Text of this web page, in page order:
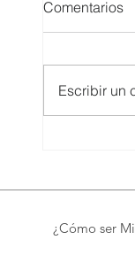
Comentarios
Escribir un
¿Cómo ser